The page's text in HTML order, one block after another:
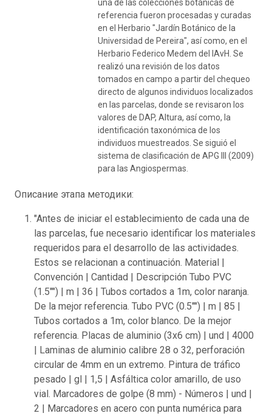
una de las colecciones botánicas de
referencia fueron procesadas y curadas
en el Herbario "Jardín Botánico de la
Universidad de Pereira", así como, en el
Herbario Federico Medem del IAvH. Se
realizó una revisión de los datos
tomados en campo a partir del chequeo
directo de algunos individuos localizados
en las parcelas, donde se revisaron los
valores de DAP, Altura, así como, la
identificación taxonómica de los
individuos muestreados. Se siguió el
sistema de clasificación de APG III (2009)
para las Angiospermas.
Описание этапа методики:
"Antes de iniciar el establecimiento de cada una de
las parcelas, fue necesario identificar los materiales
requeridos para el desarrollo de las actividades.
Estos se relacionan a continuación. Material |
Convención | Cantidad | Descripción Tubo PVC
(1.5"") | m | 36 | Tubos cortados a 1m, color naranja.
De la mejor referencia. Tubo PVC (0.5"") | m | 85 |
Tubos cortados a 1m, color blanco. De la mejor
referencia. Placas de aluminio (3x6 cm) | und | 4000
| Laminas de aluminio calibre 28 o 32, perforación
circular de 4mm en un extremo. Pintura de tráfico
pesado | gl | 1,5 | Asfáltica color amarillo, de uso
vial. Marcadores de golpe (8 mm) - Números | und |
2 | Marcadores en acero con punta numérica para